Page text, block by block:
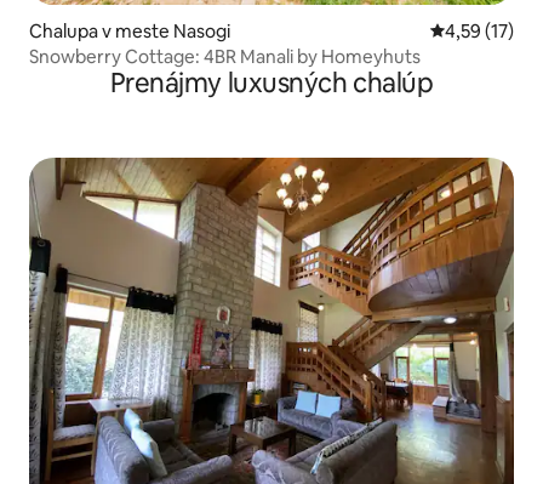
Chalupa v meste Nasogi Priemerné
4,59 (17)
Snowberry Cottage: 4BR Manali by Homeyhuts
Prenájmy luxusných chalúp